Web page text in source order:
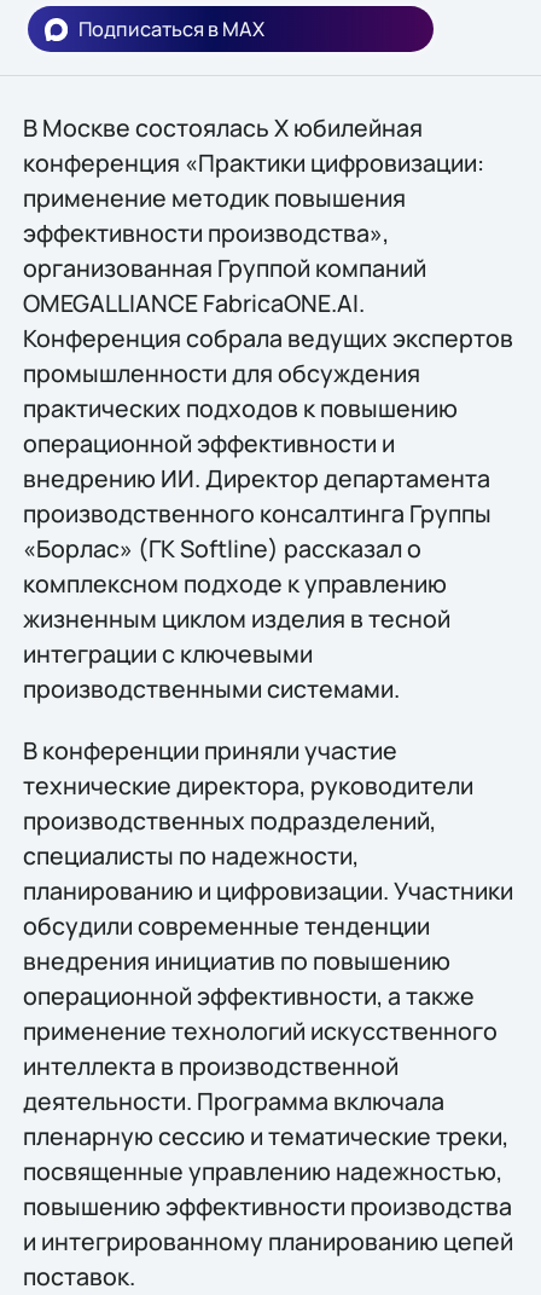
Подписаться в MAX
В Москве состоялась X юбилейная
конференция «Практики цифровизации:
применение методик повышения
эффективности производства»,
организованная Группой компаний
OMEGALLIANCE FabricaONE.AI.
Конференция собрала ведущих экспертов
промышленности для обсуждения
практических подходов к повышению
операционной эффективности и
внедрению ИИ. Директор департамента
производственного консалтинга Группы
«Борлас» (ГК Softline) рассказал о
комплексном подходе к управлению
жизненным циклом изделия в тесной
интеграции с ключевыми
производственными системами.
В конференции приняли участие
технические директора, руководители
производственных подразделений,
специалисты по надежности,
планированию и цифровизации. Участники
обсудили современные тенденции
внедрения инициатив по повышению
операционной эффективности, а также
применение технологий искусственного
интеллекта в производственной
деятельности. Программа включала
пленарную сессию и тематические треки,
посвященные управлению надежностью,
повышению эффективности производства
и интегрированному планированию цепей
поставок.